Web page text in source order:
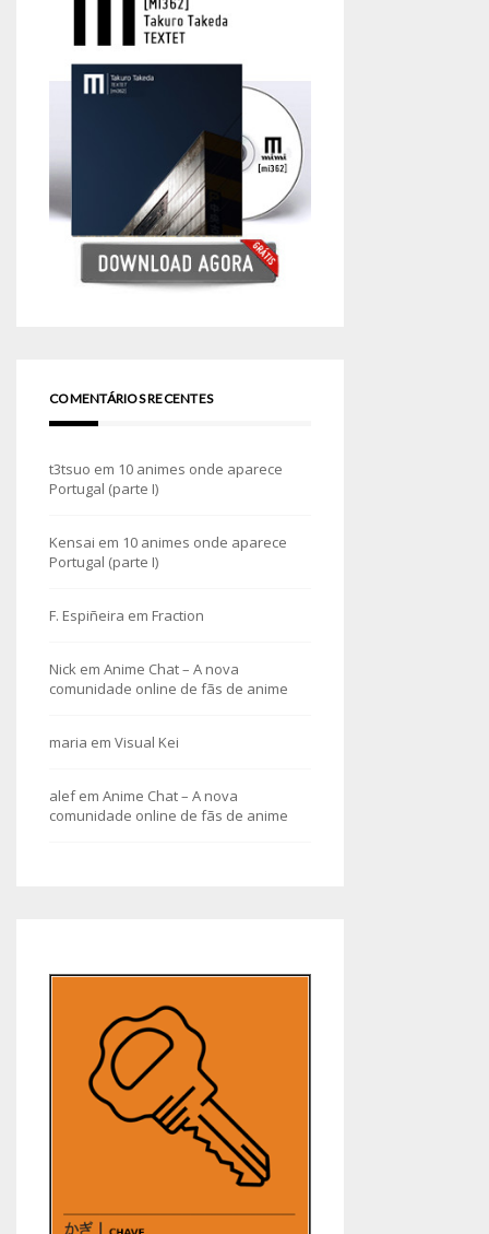
COMENTÁRIOS RECENTES
t3tsuo em 10 animes onde aparece
Portugal (parte I)
Kensai em 10 animes onde aparece
Portugal (parte I)
F. Espiñeira em Fraction
Nick em Anime Chat – A nova
comunidade online de fãs de anime
maria em Visual Kei
alefem Anime Chat – A nova
comunidade online de fãs de anime